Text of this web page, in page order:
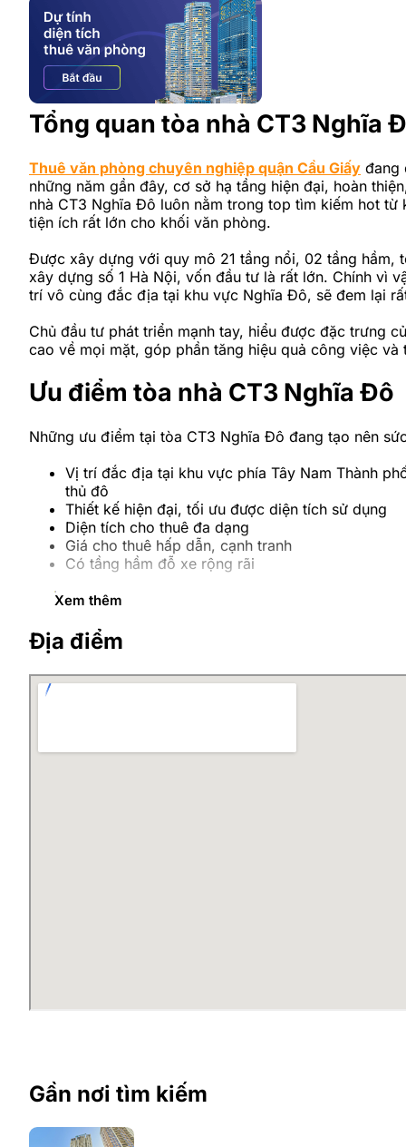
Tổng quan tòa nhà CT3 Nghĩa
Thuê văn phòng chuyên nghiệp quận Cầu Giấy đang
những năm gần đây, cơ sở hạ tầng hiện đại, hoàn
nhà CT3 Nghĩa Đô luôn nằm trong top tìm kiếm hot
tiện ích rất lớn cho khối văn phòng.
Được xây dựng với quy mô 21 tầng nổi, 02 tầng
xây dựng số 1 Hà Nội, vốn đầu tư là rất lớn. Chính vì
trí vô cùng đắc địa tại khu vực Nghĩa Đô, sẽ đem lại
Chủ đầu tư phát triển mạnh tay, hiểu được đặc trưng
cao về mọi mặt, góp phần tăng hiệu quả công việc
Ưu điểm tòa nhà CT3 Nghĩa Đô
Những ưu điểm tại tòa CT3 Nghĩa Đô đang tạo nên
Vị trí đắc địa tại khu vực phía Tây Nam Thành
thủ đô
Thiết kế hiện đại, tối ưu được diện tích sử dụng
Diện tích cho thuê đa dạng
Giá cho thuê hấp dẫn, cạnh tranh
Có tầng hầm đỗ xe rộng rãi
Vị trí tòa nhà CT3 Nghĩa Đô
Tọa lạc tại ngõ 106
nghiệp đánh giá rất cao. Đây là vị trí thuộc khu vực
hề ít, có tốc độ tăng trưởng kinh tế nhanh hơn rất
Trong khoảng 5-7 phút là các tuyến đường:
Tiện ích tòa nhà CT3 Nghĩa Đô
Xem thêm
Địa điểm
Gần nơi tìm kiếm